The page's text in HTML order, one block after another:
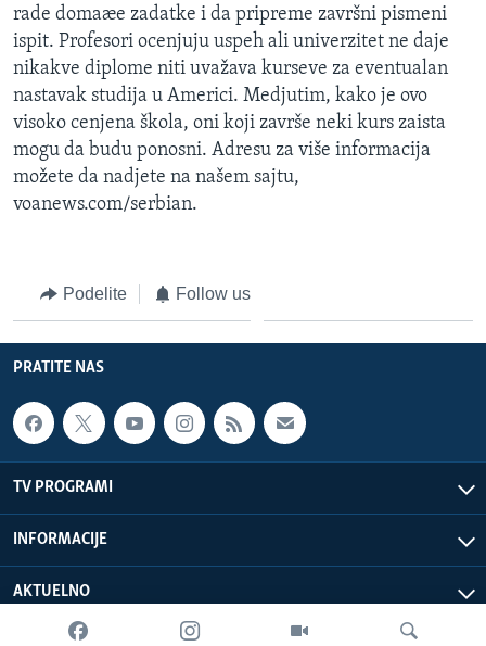
rade domaæe zadatke i da pripreme završni pismeni
ispit. Profesori ocenjuju uspeh ali univerzitet ne daje
nikakve diplome niti uvažava kurseve za eventualan
nastavak studija u Americi. Medjutim, kako je ovo
visoko cenjena škola, oni koji završe neki kurs zaista
mogu da budu ponosni. Adresu za više informacija
možete da nadjete na našem sajtu,
voanews.com/serbian.
Podelite Follow us
PRATITE NAS
TV PROGRAMI
INFORMACIJE
AKTUELNO